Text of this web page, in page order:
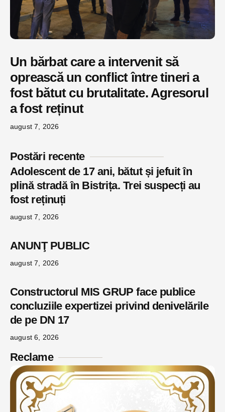
Un bărbat care a intervenit să
oprească un conflict între tineri a
fost bătut cu brutalitate. Agresorul
a fost reținut
august 7, 2026
Postări recente
Adolescent de 17 ani, bătut și jefuit în
plină stradă în Bistrița. Trei suspecți au
fost reținuți
august 7, 2026
ANUNŢ PUBLIC
august 7, 2026
Constructorul MIS GRUP face publice
concluziile expertizei privind denivelările
de pe DN 17
august 6, 2026
Reclame